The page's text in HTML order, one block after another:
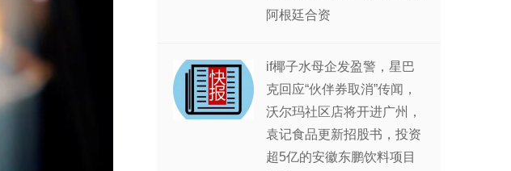
阿根廷合资
if椰子水母企发盈警，星巴
克回应“伙伴券取消”传闻，
沃尔玛社区店将开进广州，
袁记食品更新招股书，投资
超5亿的安徽东鹏饮料项目